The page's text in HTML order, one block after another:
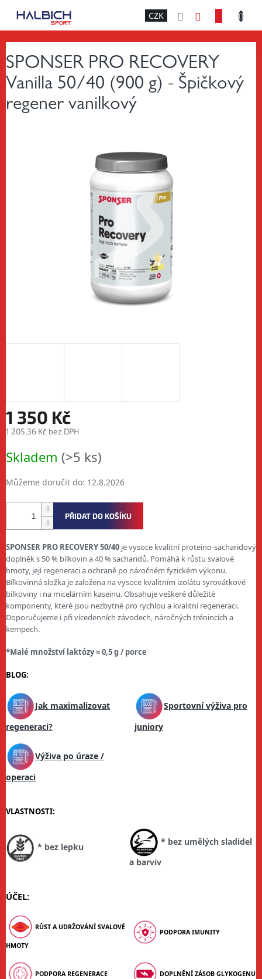
CZK
KOŠÍK
SPONSER PRO RECOVERY
Vanilla 50/40 (900 g) - Špičkový
regener vanilkový
1 350 Kč
1 205,36 Kč bez DPH
cena:
Skladem (>5 ks)
Můžeme doručit do: 12.8.2026
PŘIDAT DO KOŠÍKU
SPONSER PRO RECOVERY 50/40 je vysoce kvalitní proteino-sacharidový
doplněk s 50 % bílkovin a 40 % sacharidů. Pomáhá k růstu svalové
hmoty, její regeneraci a ochraně po náročném fyzickém výkonu.
Bílkovinná složka je založena na vysoce kvalitním izolátu syrovátkové
bílkoviny i na micelárním kaseinu. Obsahuje veškeré důležité
komponenty, které jsou nezbytné pro rychlou a kvalitní regeneraci.
Doporučujeme i při vícedenních závodech, náročných trénincích a
kempech.
*Malé množství laktózy ≈ 0,5 g / porce
BLOG:
Jak maximalizovat
regeneraci?
Sportovní výživa pro
juniory
Výživa po úraze /
operaci
VLASTNOSTI:
* bez lepku
* bez umělých sladidel
a barviv
ÚČEL:
RŮST A UDRŽOVÁNÍ SVALOVÉ
HMOTY
PODPORA IMUNITY
PODPORA REGENERACE DOPLNĚNÍ ZÁSOB GLYKOGENU